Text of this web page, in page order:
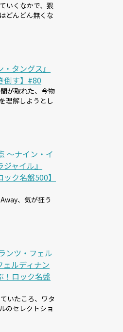
いくなかで、猥
どんどん無くな
タングス』
倒す】#80
が取れた、今物
理解しようとし
〜ナイン・イ
ャイル』
ク名盤500】
、気が狂う
ンツ・フェル
ェルディナン
！ロック名盤
いたころ、ワタ
のセレクトショ